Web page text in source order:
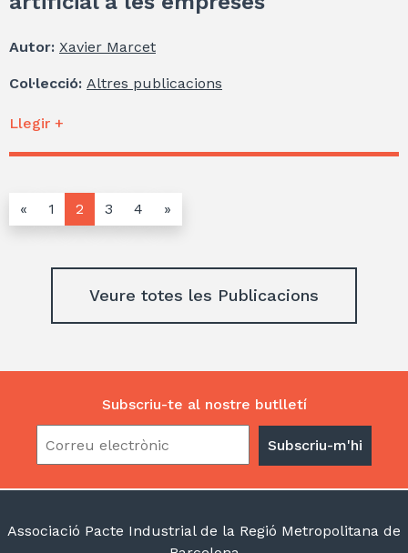
Autor: Xavier Marcet
Col·lecció: Altres publicacions
Llegir +
« 1 2 3 4 »
Veure totes les Publicacions
Subscriu-te al nostre butlletí
Associació Pacte Industrial de la Regió Metropolitana de